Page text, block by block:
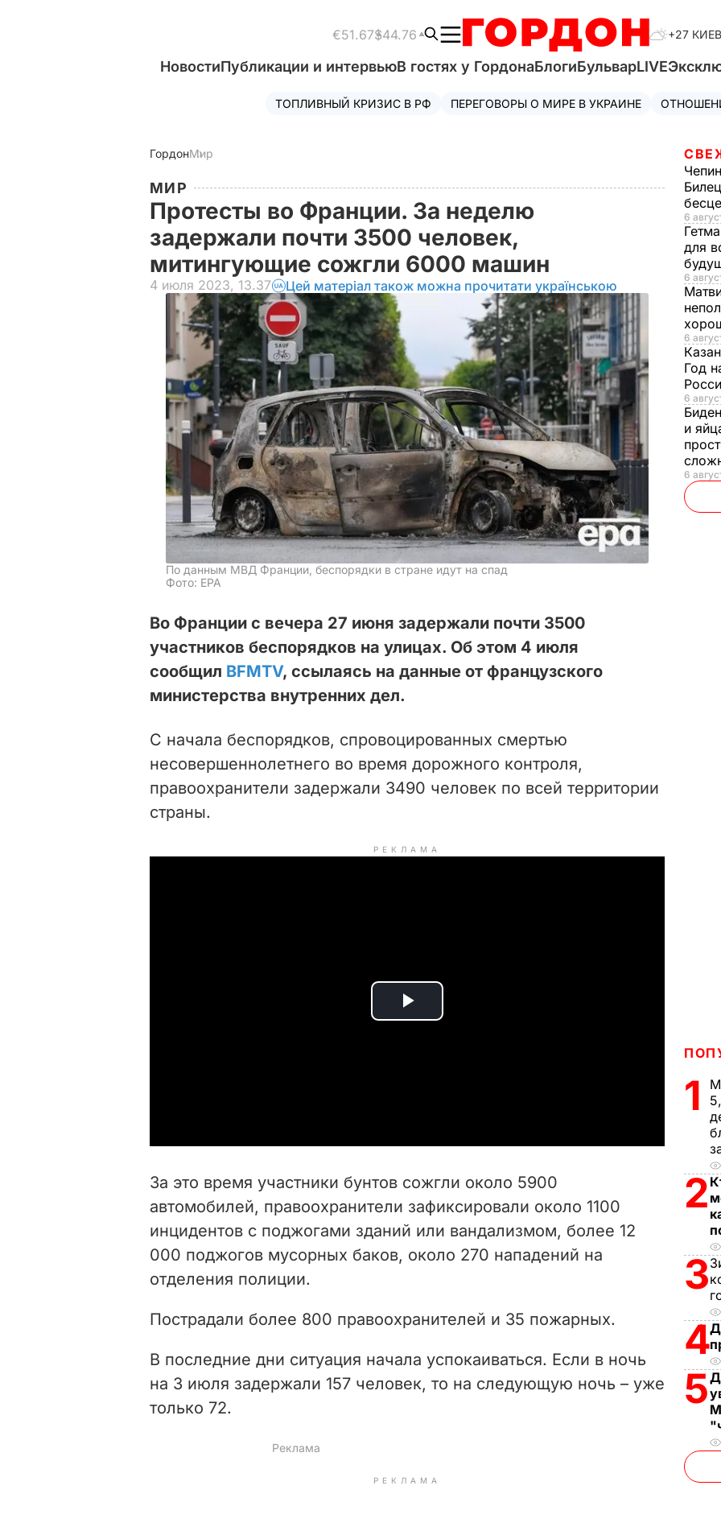
€51.67$44.76 +27 КИЕВ
НовостиПубликации и интервьюВ гостях у ГордонаБлогиБульварLIVE
ТОПЛИВНЫЙ КРИЗИС В РФ ПЕРЕГОВОРЫ О МИРЕ В УКРАИНЕ
ГордонМир
МИР
Протесты во Франции. За неделю
задержали почти 3500 человек,
митингующие сожгли 6000 машин
4 июля 2023, 13.37 Цей матеріал також можна прочитати українською
По данным МВД Франции, беспорядки в стране идут на спад
Фото: EPA
Во Франции с вечера 27 июня задержали почти 3500
участников беспорядков на улицах. Об этом 4 июля
сообщил BFMTV, ссылаясь на данные от французского
министерства внутренних дел.
С начала беспорядков, спровоцированных смертью
несовершеннолетнего во время дорожного контроля,
правоохранители задержали 3490 человек по всей территории
страны.
РЕКЛАМА
P
i
d
o
За это время участники бунтов сожгли около 5900
автомобилей, правоохранители зафиксировали около 1100
инцидентов с поджогами зданий или вандализмом, более 12
000 поджогов мусорных баков, около 270 нападений на
отделения полиции.
Пострадали более 800 правоохранителей и 35 пожарных.
В последние дни ситуация начала успокаиваться. Если в ночь
на 3 июля задержали 157 человек, то на следующую ночь – уже
только 72.
РЕКЛАМА
6
для
6
6
Год
6
и
6
1
2
3
4
5